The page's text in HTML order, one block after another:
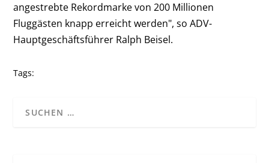
angestrebte Rekordmarke von 200 Millionen
Fluggästen knapp erreicht werden", so ADV-
Hauptgeschäftsführer Ralph Beisel.
Tags: